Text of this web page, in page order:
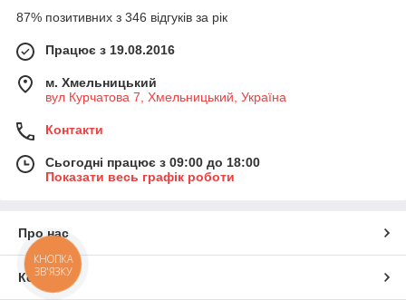
87% позитивних з 346 відгуків за рік
Працює з 19.08.2016
м. Хмельницький
вул Курчатова 7, Хмельницький, Україна
Контакти
Сьогодні працює з 09:00 до 18:00
Показати весь графік роботи
Про нас
Контакти
КНОПКА
ЗВ'ЯЗКУ